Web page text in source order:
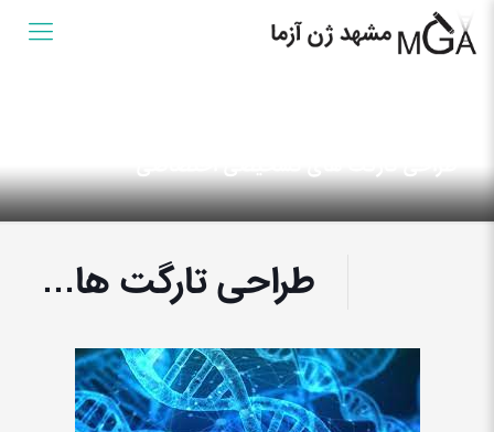
طراحی تارگت های تشخیصی اختصاصی